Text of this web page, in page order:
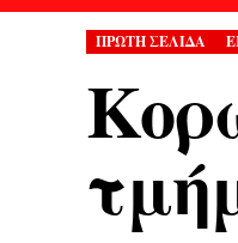
ΠΡΩΤΗ ΣΕΛΙΔΑ